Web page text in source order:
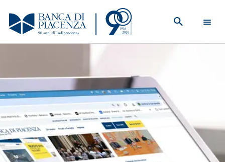
contenuto
principale